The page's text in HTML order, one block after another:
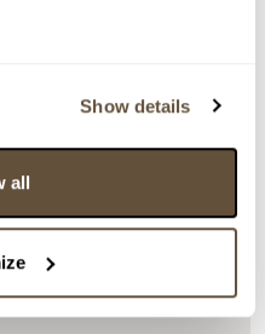
Show details
all
o autorovi